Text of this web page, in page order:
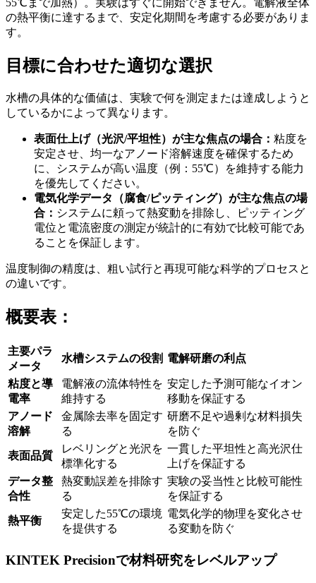
55℃まで加熱）。実験はすぐに開始できません。電解液全体
の熱平衡に達するまで、安定化期間を考慮する必要がありま
す。
目標に合わせた適切な選択
水槽の具体的な価値は、実験で何を測定または達成しようと
しているかによって異なります。
表面仕上げ（光沢/平坦性）が主な焦点の場合： 粘度を
安定させ、均一なアノード溶解速度を確保するため
に、システムが高い温度（例：55℃）を維持する能力
を優先してください。
電気化学データ（腐食/ピッティング）が主な焦点の場
合： システムに頼って熱変動を排除し、ピッティング
電位と電流密度の測定が統計的に有効で比較可能であ
ることを保証します。
温度制御の精度は、粗い試行と再現可能な科学的プロセスと
の違いです。
概要表：
主要パラ
メータ
水槽システムの役割 電解研磨の利点
粘度と導
電率
電解液の流体特性を
維持する
安定した予測可能なイオン
移動を保証する
アノード
溶解
金属除去率を固定す
る
研磨不足や過剰な材料損失
を防ぐ
表面品質
レベリングと光沢を
標準化する
一貫した平坦性と高光沢仕
上げを保証する
データ整
合性
熱変動誤差を排除す
る
実験の妥当性と比較可能性
を保証する
熱平衡
安定した55℃の環境
を提供する
電気化学的物理を変化させ
る変動を防ぐ
KINTEK Precisionで材料研究をレベルアップ